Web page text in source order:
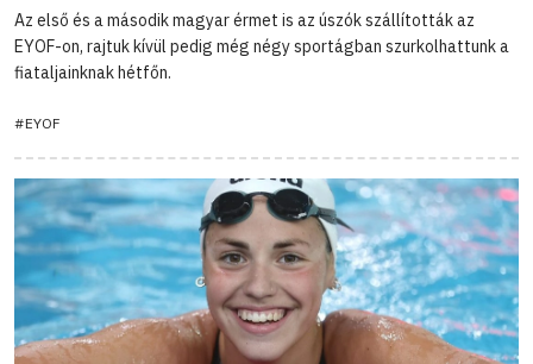
Az első és a második magyar érmet is az úszók szállították az
EYOF-on, rajtuk kívül pedig még négy sportágban szurkolhattunk a
fiataljainknak hétfőn.
#EYOF